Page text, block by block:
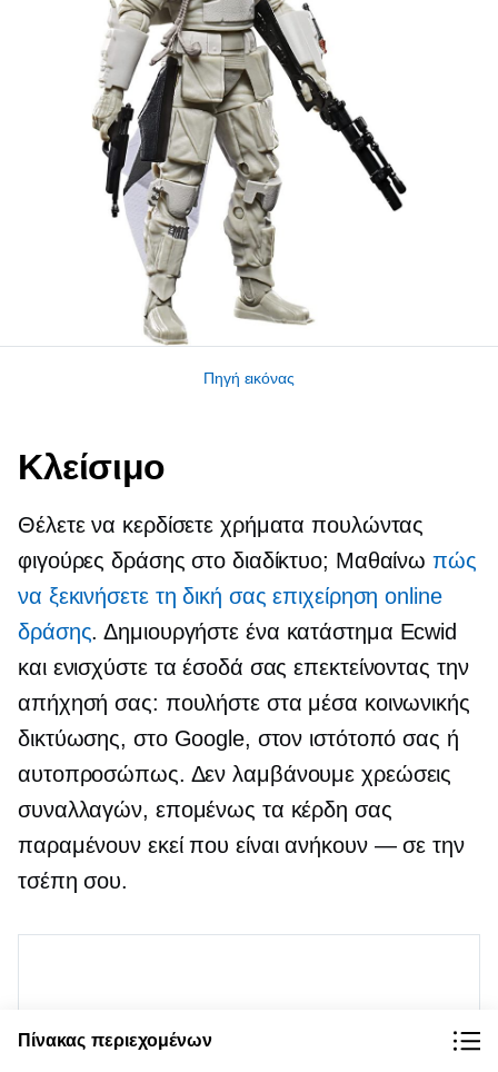
Πηγή εικόνας
Κλείσιμο
Θέλετε να κερδίσετε χρήματα πουλώντας
φιγούρες δράσης στο διαδίκτυο; Μαθαίνωπώς
να ξεκινήσετε τη δική σας επιχείρηση online
δράσης. Δημιουργήστε ένα κατάστημα Ecwid
και ενισχύστε τα έσοδά σας επεκτείνοντας την
απήχησή σας: πουλήστε στα μέσα κοινωνικής
δικτύωσης, στο Google, στον ιστότοπό σας ή
αυτοπροσώπως. Δεν λαμβάνουμε χρεώσεις
συναλλαγών, επομένως τα κέρδη σας
παραμένουν εκεί που είναιανήκουν — σε την
τσέπη σου.
Πίνακας περιεχομένων